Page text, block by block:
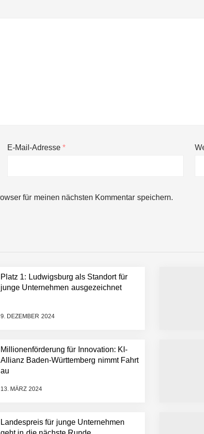
E-Mail-Adresse *
für meinen nächsten Kommentar speichern.
Platz 1: Ludwigsburg als Standort für
junge Unternehmen ausgezeichnet
9. DEZEMBER 2024
Millionenförderung für Innovation: KI-
Allianz Baden-Württemberg nimmt Fahrt
au
13. MÄRZ 2024
Landespreis für junge Unternehmen
FiniteNow ermöglicht sofortige Angebotskalkulation für